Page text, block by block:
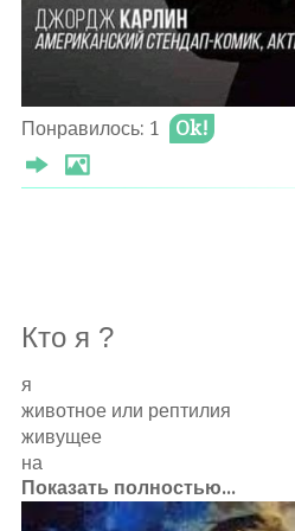
Понравилось: 1 Ok!
Кто я ?
я
животное или рептилия
живущее
на
планете
ищущее вечно еду и рай среди
Показать полностью...